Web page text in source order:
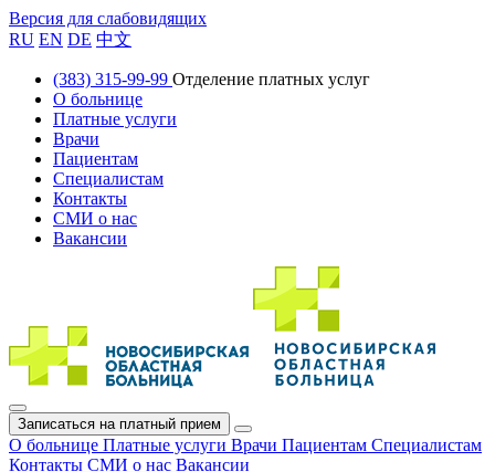
Версия для слабовидящих
RU EN DE 中文
(383) 315-99-99 Отделение платных услуг
О больнице
Платные услуги
Врачи
Пациентам
Специалистам
Контакты
СМИ о нас
Вакансии
Записаться на платный прием
О больнице Платные услуги Врачи Пациентам Специалистам
Контакты СМИ о нас Вакансии